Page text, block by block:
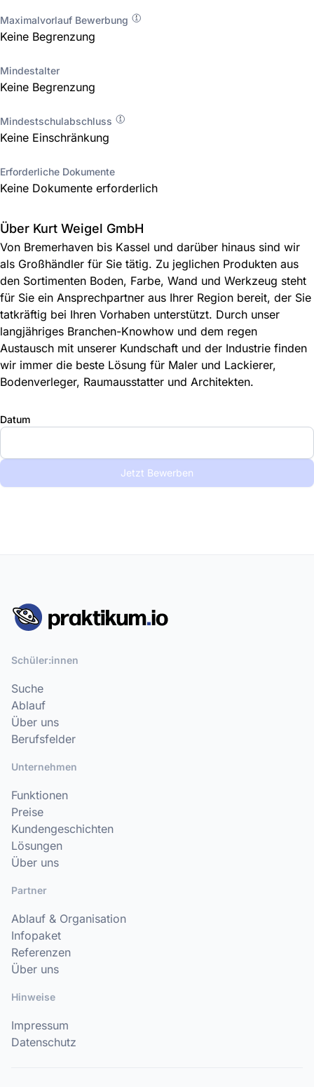
Maximalvorlauf Bewerbung
Keine Begrenzung
Mindestalter
Keine Begrenzung
Mindestschulabschluss
Keine Einschränkung
Erforderliche Dokumente
Keine Dokumente erforderlich
Über Kurt Weigel GmbH
Von Bremerhaven bis Kassel und darüber hinaus sind wir
als Großhändler für Sie tätig. Zu jeglichen Produkten aus
den Sortimenten Boden, Farbe, Wand und Werkzeug steht
für Sie ein Ansprechpartner aus Ihrer Region bereit, der Sie
tatkräftig bei Ihren Vorhaben unterstützt. Durch unser
langjähriges Branchen-Knowhow und dem regen
Austausch mit unserer Kundschaft und der Industrie finden
wir immer die beste Lösung für Maler und Lackierer,
Bodenverleger, Raumausstatter und Architekten.
Datum
Jetzt Bewerben
Schüler:innen
Suche
Ablauf
Über uns
Berufsfelder
Unternehmen
Funktionen
Preise
Kundengeschichten
Lösungen
Über uns
Partner
Ablauf & Organisation
Infopaket
Referenzen
Über uns
Hinweise
Impressum
Datenschutz